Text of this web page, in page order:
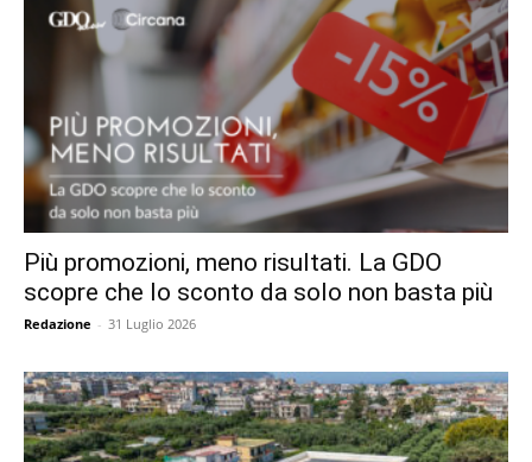
Più promozioni, meno risultati. La GDO
scopre che lo sconto da solo non basta più
Redazione - 31 Luglio 2026